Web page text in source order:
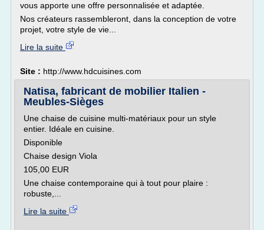
vous apporte une offre personnalisée et adaptée.
Nos créateurs rassembleront, dans la conception de votre
projet, votre style de vie...
Lire la suite
Site : http://www.hdcuisines.com
Natisa, fabricant de mobilier Italien -
Meubles-Sièges
Une chaise de cuisine multi-matériaux pour un style
entier. Idéale en cuisine.
Disponible
Chaise design Viola
105,00 EUR
Une chaise contemporaine qui à tout pour plaire :
robuste,...
Lire la suite